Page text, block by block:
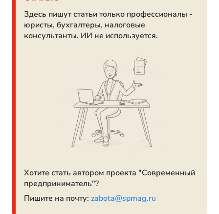
Здесь пишут статьи только профессионалы -
юристы, бухгалтеры, налоговые
консультанты. ИИ не используется.
Хотите стать автором проекта "Современный
предприниматель"?
Пишите на почту: zabota@spmag.ru